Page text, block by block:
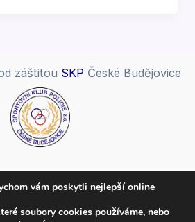
záštitou SKP České Budějovice
vám poskytli nejlepší online
soubory cookies používáme, nebo